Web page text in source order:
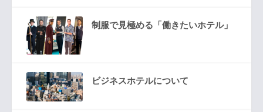
制服で見極める「働きたいホテル」
ビジネスホテルについて